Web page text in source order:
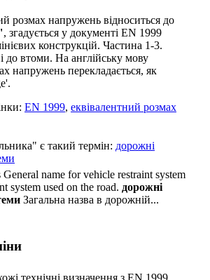
розмах напружень відноситься до
, згадується у документі EN 1999
конструкцій. Частина 1-3.
до втоми. На англійську мову
напружень перекладається, як
EN 1999, еквівалентний розмах
є такий термін: дорожні
General name for vehicle restraint system
system used on the road. дорожні
Загальна назва в дорожній...